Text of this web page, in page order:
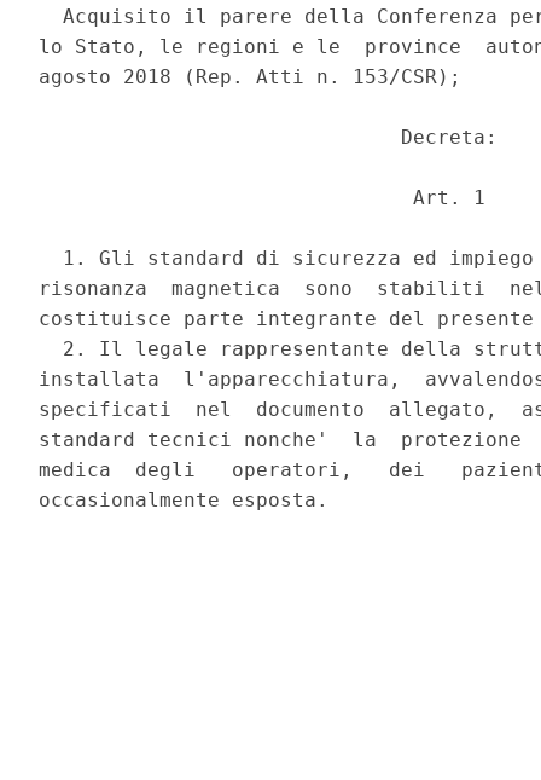
Acquisito il parere della Conferenza
lo Stato, le regioni e le  province
agosto 2018 (Rep. Atti n. 153/CSR);
                              Decreta:
                               Art. 1
1. Gli standard di sicurezza ed
risonanza  magnetica  sono  stabiliti
costituisce parte integrante del
2. Il legale rappresentante della
installata  l'apparecchiatura,
specificati  nel  documento  allegato,
standard tecnici nonche'  la
medica  degli   operatori,   dei